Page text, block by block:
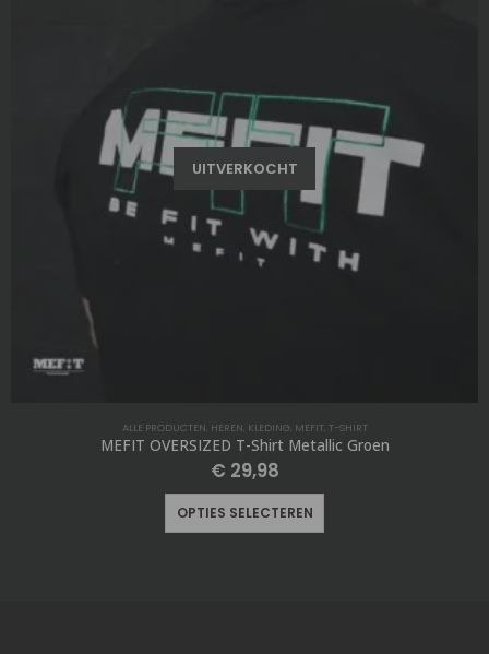
UITVERKOCHT
ALLE PRODUCTEN HEREN KLEDING MEFIT, T-SHIRT
MEFIT OVERSIZED T-Shirt Metallic Groen
€ 29,98
OPTIES SELECTEREN